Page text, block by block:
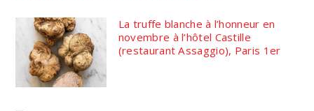
La truffe blanche à l’honneur en
novembre à l’hôtel Castille
(restaurant Assaggio), Paris 1er